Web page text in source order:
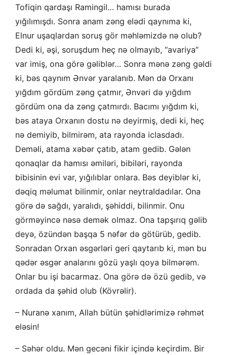
Tofiqin qardaşı Ramingil… hamısı burada
yığılımışdı. Sonra anam zəng elədi qaynıma ki,
Elnur uşaqlardan soruş gör məhləmizdə nə olub?
Dedi ki, əşi, soruşdum heç nə olmayıb, “avariya”
var imiş, ona görə gəliblər… Sonra mənə zəng gəldi
ki, bəs qaynım Ənvər yaralanıb. Mən də Orxanı
yığdım gördüm zəng çatmır, Ənvəri də yığdım
gördüm ona da zəng çatmırdı. Bacımı yığdım ki,
bəs ataya Orxanın dostu nə deyirmiş, dedi ki, heç
nə demiyib, bilmirəm, ata rayonda iclasdadı.
Deməli, atama xəbər çatıb, atam gedib. Gələn
qonaqlar da hamısı əmiləri, bibiləri, rayonda
bibisinin evi var, yığılıblar onlara. Bəs deyiblər ki,
dəqiq məlumat bilinmir, onlar neytraldadılar. Ona
görə də sağdı, yaralıdı, şəhiddi, bilinmir. Onu
görməyincə nəsə demək olmaz. Ona tapşırıq gəlib
deyə, özündən başqa 5 nəfər də götürüb, gedib.
Sonradan Orxan əsgərləri geri qaytarıb ki, mən bu
qədər əsgər analarını gözü yaşlı qoya bilmərəm.
Onlar bu işi bacarmaz. Ona görə də özü gedib, və
ordada da şəhid olub (Kövrəlir).
– Nuranə xanım, Allah bütün şəhidlərimizə rəhmət
eləsin!
– Səhər oldu. Mən gecəni fikir içində keçirdim. Bir